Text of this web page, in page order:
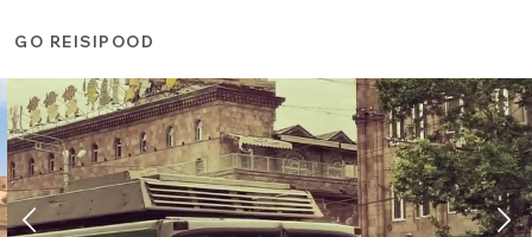
GO REISIPOOD
Previous
2350€/in